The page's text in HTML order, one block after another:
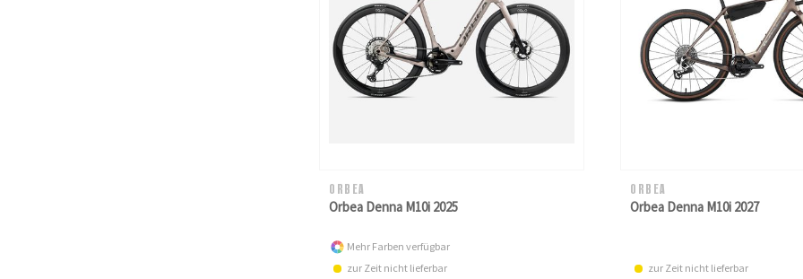
ORBEA
Orbea Denna M10i 2025
Mehr Farben verfügbar
zur Zeit nicht lieferbar
ORBEA
Orbea Denna M10i 2027
zur Zeit nicht lieferbar